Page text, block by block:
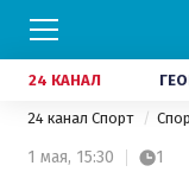
24 КАНАЛ
24 канал Спорт
1 мая, 15:30 1